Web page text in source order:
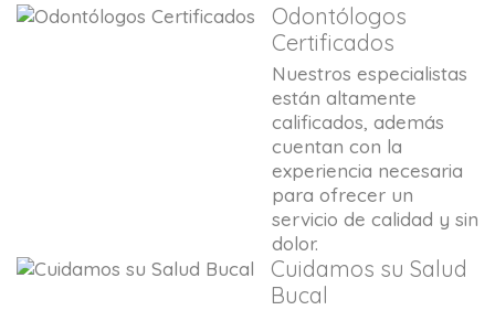
Odontólogos
Certificados
Nuestros especialistas
están altamente
calificados, además
cuentan con la
experiencia necesaria
para ofrecer un
servicio de calidad y sin
dolor.
Cuidamos su Salud
Bucal